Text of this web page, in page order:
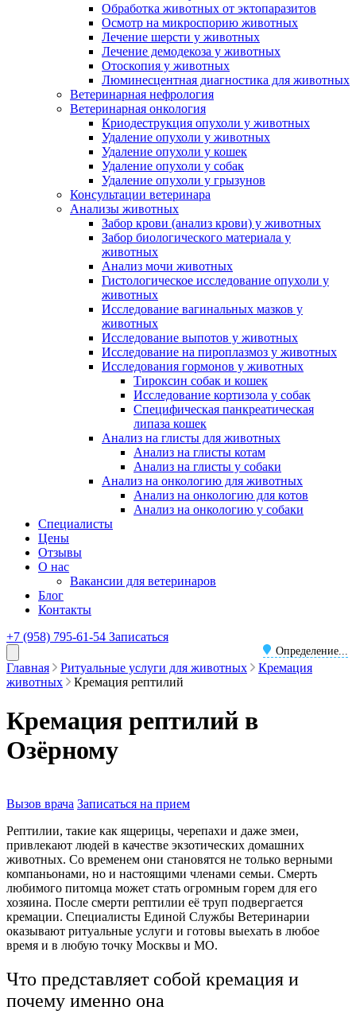
Обработка животных от эктопаразитов
Осмотр на микроспорию животных
Лечение шерсти у животных
Лечение демодекоза у животных
Отоскопия у животных
Люминесцентная диагностика для животных
Ветеринарная нефрология
Ветеринарная онкология
Криодеструкция опухоли у животных
Удаление опухоли у животных
Удаление опухоли у кошек
Удаление опухоли у собак
Удаление опухоли у грызунов
Консультации ветеринара
Анализы животных
Забор крови (анализ крови) у животных
Забор биологического материала у
животных
Анализ мочи животных
Гистологическое исследование опухоли у
животных
Исследование вагинальных мазков у
животных
Исследование выпотов у животных
Исследование на пироплазмоз у животных
Исследования гормонов у животных
Тироксин собак и кошек
Исследование кортизола у собак
Специфическая панкреатическая
липаза кошек
Анализ на глисты для животных
Анализ на глисты котам
Анализ на глисты у собаки
Анализ на онкологию для животных
Анализ на онкологию для котов
Анализ на онкологию у собаки
Специалисты
Цены
Отзывы
О нас
Вакансии для ветеринаров
Блог
Контакты
+7 (958) 795-61-54
Определение...
Записаться
Главная Ритуальные услуги для животных
Кремация
животных
Кремация рептилий
Кремация рептилий в
Озёрному
Вызов врача Записаться на прием
Рептилии, такие как ящерицы, черепахи и даже змеи,
привлекают людей в качестве экзотических домашних
животных. Со временем они становятся не только верными
компаньонами, но и настоящими членами семьи. Смерть
любимого питомца может стать огромным горем для его
хозяина. После смерти рептилии её труп подвергается
кремации. Специалисты Единой Службы Ветеринарии
оказывают ритуальные услуги и готовы выехать в любое
время и в любую точку Москвы и МО.
Что представляет собой кремация и
почему именно она